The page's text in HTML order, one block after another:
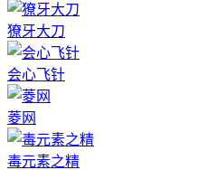
獠牙大刀
会心飞针
菱网
毒元素之精